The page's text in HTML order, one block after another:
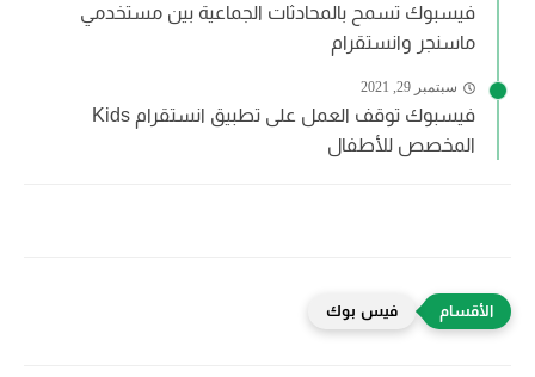
فيسبوك تسمح بالمحادثات الجماعية بين مستخدمي
ماسنجر وانستقرام
سبتمبر 29, 2021
فيسبوك توقف العمل على تطبيق انستقرام Kids
المخصص للأطفال
فيس بوك